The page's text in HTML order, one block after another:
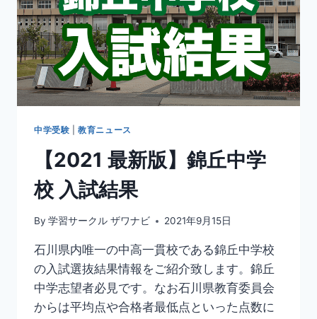
統
一
テ
ス
ト
平
均
発
中学受験 |教育ニュース
【2021 最新版】錦丘中学
校 入試結果
By 学習サークル ザワナビ 2021年9月15日
石川県内唯一の中高一貫校である錦丘中学校
の入試選抜結果情報をご紹介致します。錦丘
中学志望者必見です。なお石川県教育委員会
からは平均点や合格者最低点といった点数に